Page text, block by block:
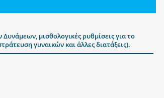
μισθολογικές ρυθμίσεις για το
γυναικών και άλλες διατάξεις).